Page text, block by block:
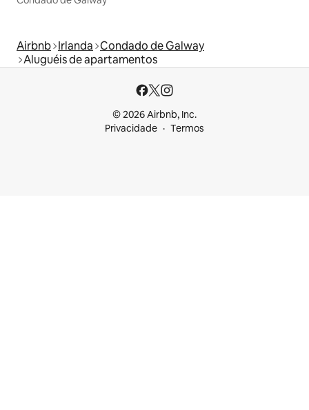
Airbnb Irlanda Condado de Galway
Aluguéis de apartamentos
© 2026 Airbnb, Inc.
Privacidade
Termos